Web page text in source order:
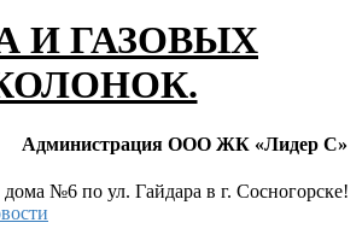
И ГАЗОВЫХ
Администрация ООО ЖК «Лидер С»
№6 по ул. Гайдара в г. Сосногорске!